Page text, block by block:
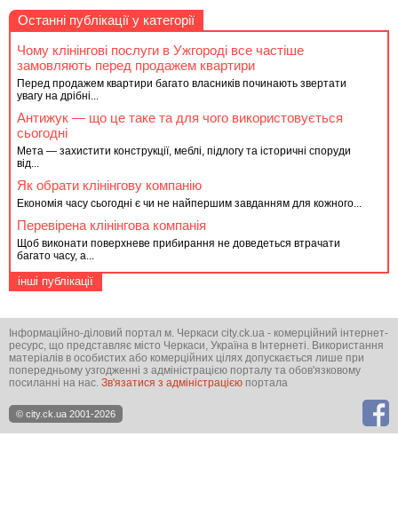
Останні публікації у категорії
Чому клінінгові послуги в Ужгороді все частіше
замовляють перед продажем квартири
Перед продажем квартири багато власників починають звертати
увагу на дрібні...
Антижук — що це таке та для чого використовується
сьогодні
Мета — захистити конструкції, меблі, підлогу та історичні споруди
від...
Як обрати клінінгову компанію
Економія часу сьогодні є чи не найпершим завданням для кожного...
Перевірена клінінгова компанія
Щоб виконати поверхневе прибирання не доведеться втрачати
багато часу, а...
інші публікації
Інформаційно-діловий портал м. Черкаси city.ck.ua - комерційний інтернет-
ресурс, що представляє місто Черкаси, Україна в Інтернеті. Використання
матеріалів в особистих або комерційних цілях допускається лише при
попередньому узгодженні з адміністрацією порталу та обов'язковому
посиланні на нас. Зв'язатися з адміністрацією портала
© city.ck.ua 2001-2026